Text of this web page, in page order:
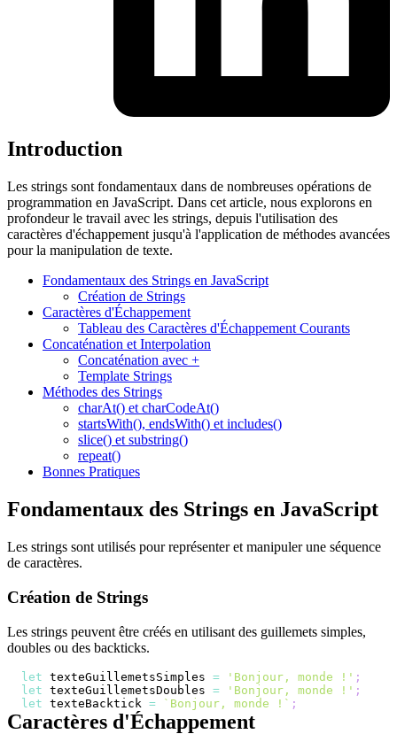
Introduction
Les strings sont fondamentaux dans de nombreuses opérations de
programmation en JavaScript. Dans cet article, nous explorons en
profondeur le travail avec les strings, depuis l'utilisation des
caractères d'échappement jusqu'à l'application de méthodes avancées
pour la manipulation de texte.
Fondamentaux des Strings en JavaScript
Création de Strings
Caractères d'Échappement
Tableau des Caractères d'Échappement Courants
Concaténation et Interpolation
Concaténation avec +
Template Strings
Méthodes des Strings
charAt() et charCodeAt()
startsWith(), endsWith() et includes()
slice() et substring()
repeat()
Bonnes Pratiques
Fondamentaux des Strings en JavaScript
Les strings sont utilisés pour représenter et manipuler une séquence
de caractères.
Création de Strings
Les strings peuvent être créés en utilisant des guillemets simples,
doubles ou des backticks.
let texteGuillemetsSimples = 'Bonjour, monde !' ;
let texteGuillemetsDoubles = 'Bonjour, monde !' ;
let texteBacktick = ` Bonjour, monde ! ` ;
Caractères d'Échappement